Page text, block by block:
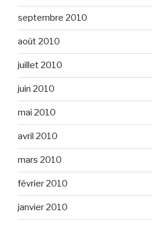
septembre 2010
août 2010
juillet 2010
juin 2010
mai 2010
avril 2010
mars 2010
février 2010
janvier 2010